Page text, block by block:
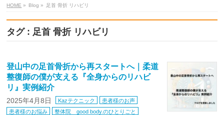
HOME » Blog » 足首 骨折 リハビリ
タグ : 足首 骨折 リハビリ
登山中の足首骨折から再スタートへ｜柔道
整復師の僕が支える『全身からのリハビ
リ』実例紹介
2025年4月8日 Kazテクニック
患者様のお声
患者様のお悩み
整体院 good body.のひとりごと